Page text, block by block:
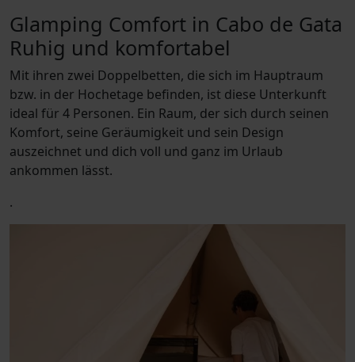
Glamping Comfort in Cabo de Gata
Ruhig und komfortabel
Mit ihren zwei Doppelbetten, die sich im Hauptraum
bzw. in der Hochetage befinden, ist diese Unterkunft
ideal für 4 Personen. Ein Raum, der sich durch seinen
Komfort, seine Geräumigkeit und sein Design
auszeichnet und dich voll und ganz im Urlaub
ankommen lässt.
.